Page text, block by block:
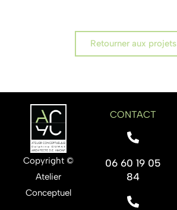
Retourner aux projets
Copyright ©
Atelier
Conceptuel
CONTACT
06 60 19 05
84